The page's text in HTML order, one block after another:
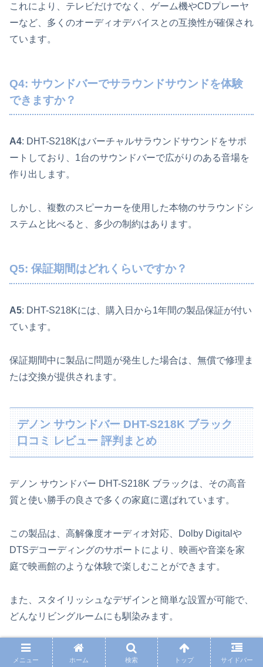
これにより、テレビだけでなく、ゲーム機やCDプレーヤ
ーなど、多くのオーディオデバイスとの互換性が確保され
ています。
Q4: サウンドバーでサラウンドサウンドを体験
できますか？
A4: DHT-S218Kはバーチャルサラウンドサウンドをサポ
ートしており、1台のサウンドバーで広がりのある音場を
作り出します。
しかし、複数のスピーカーを使用した本物のサラウンドシ
ステムと比べると、多少の制約はあります。
Q5: 保証期間はどれくらいですか？
A5: DHT-S218Kには、購入日から1年間の製品保証が付い
ています。
保証期間中に製品に問題が発生した場合は、無償で修理ま
たは交換が提供されます。
デノン サウンドバー DHT-S218K ブラック
口コミ レビュー 評判まとめ
デノン サウンドバー DHT-S218K ブラックは、その高音
質と使い勝手の良さで多くの家庭に選ばれています。
この製品は、高解像度オーディオ対応、Dolby Digitalや
DTSデコーディングのサポートにより、映画や音楽を家
庭で映画館のような体験で楽しむことができます。
また、スタイリッシュなデザインと簡単な設置が可能で、
どんなリビングルームにも馴染みます。
Bluetooth接続や複数の入力オプションにより、様々なデ
メニュー ホーム 検索 トップ サイドバー